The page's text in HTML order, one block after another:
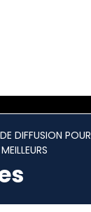
DIFFUSION POUR